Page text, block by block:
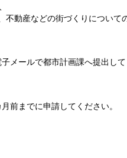
動産などの街づくりについて
メールで都市計画課へ提出し
前までに申請してください。